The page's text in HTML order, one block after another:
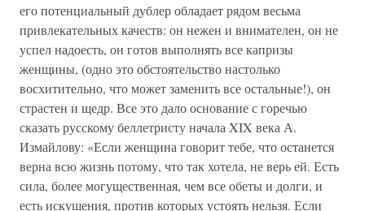
его потенциальный дублер обладает рядом весьма
привлекательных качеств: он нежен и внимателен, он не
успел надоесть, он готов выполнять все капризы
женщины, (одно это обстоятельство настолько
восхитительно, что может заменить все остальные!), он
страстен и щедр. Все это дало основание с горечью
сказать русскому беллетристу начала XIX века А.
Измайлову: «Если женщина говорит тебе, что останется
верна всю жизнь потому, что так хотела, не верь ей. Есть
сила, более могущественная, чем все обеты и долги, и
есть искушения, против которых устоять нельзя. Если